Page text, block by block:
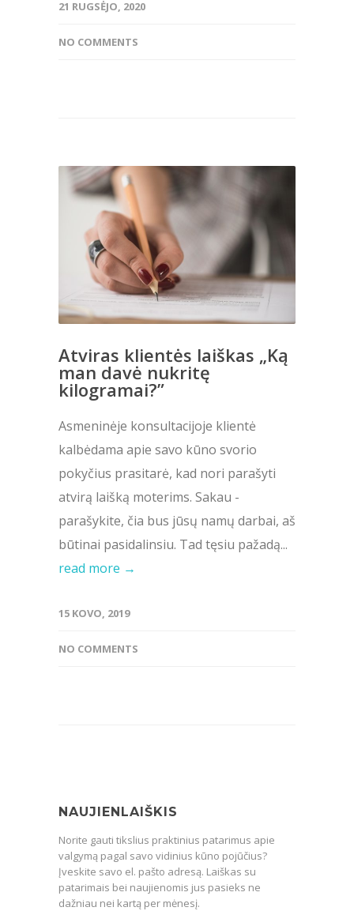
21 RUGSĖJO, 2020
NO COMMENTS
Atviras klientės laiškas „Ką
man davė nukritę
kilogramai?”
Asmeninėje konsultacijoje klientė
kalbėdama apie savo kūno svorio
pokyčius prasitarė, kad nori parašyti
atvirą laišką moterims. Sakau -
parašykite, čia bus jūsų namų darbai, aš
būtinai pasidalinsiu. Tad tęsiu pažadą...
read more →
15 KOVO, 2019
NO COMMENTS
NAUJIENLAIŠKIS
Norite gauti tikslius praktinius patarimus apie
valgymą pagal savo vidinius kūno pojūčius?
Įveskite savo el. pašto adresą. Laiškas su
patarimais bei naujienomis jus pasieks ne
dažniau nei kartą per mėnesį.